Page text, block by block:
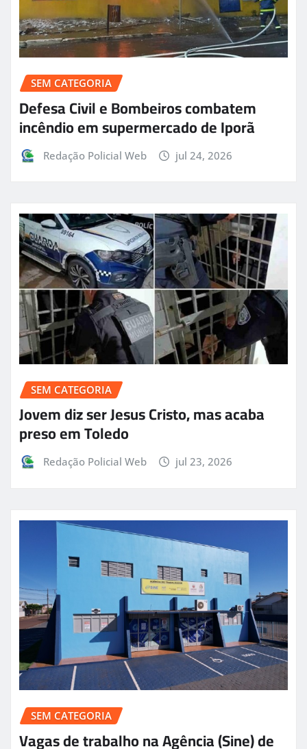
SEM CATEGORIA
Defesa Civil e Bombeiros combatem
incêndio em supermercado de Iporã
Redação Policial Web jul 24, 2026
SEM CATEGORIA
Jovem diz ser Jesus Cristo, mas acaba
preso em Toledo
Redação Policial Web jul 23, 2026
SEM CATEGORIA
Vagas de trabalho na Agência (Sine) de